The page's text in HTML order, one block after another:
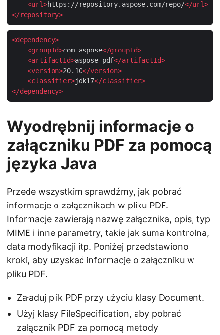
<url>https://repository.aspose.com/repo/</url>
</repository>
<dependency>
<groupId>com.aspose</groupId>
<artifactId>aspose-pdf</artifactId>
<version>20.10</version>
<classifier>jdk17</classifier>
</dependency>
Wyodrębnij informacje o
załączniku PDF za pomocą
języka Java
Przede wszystkim sprawdźmy, jak pobrać
informacje o załącznikach w pliku PDF.
Informacje zawierają nazwę załącznika, opis, typ
MIME i inne parametry, takie jak suma kontrolna,
data modyfikacji itp. Poniżej przedstawiono
kroki, aby uzyskać informacje o załączniku w
pliku PDF.
Załaduj plik PDF przy użyciu klasy Document.
Użyj klasy FileSpecification, aby pobrać
załącznik PDF za pomocą metody